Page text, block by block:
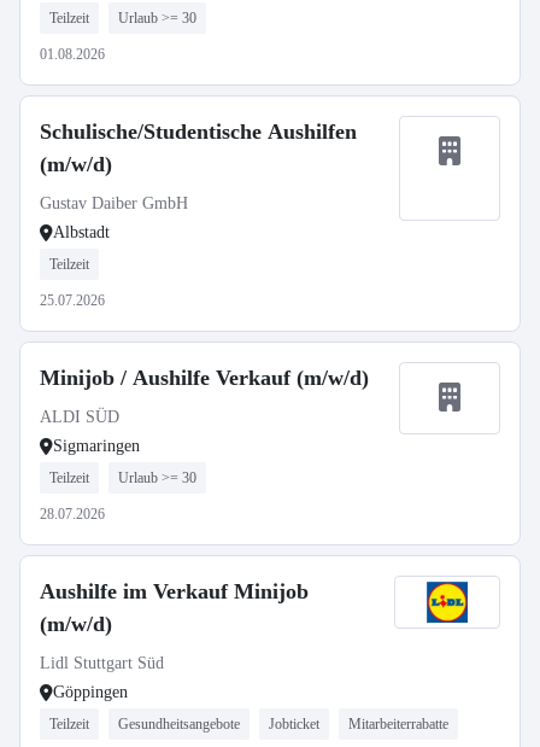
Teilzeit Urlaub >= 30
01.08.2026
Schulische/Studentische Aushilfen
(m/w/d)
Gustav Daiber GmbH
Albstadt
Teilzeit
25.07.2026
Minijob / Aushilfe Verkauf (m/w/d)
ALDI SÜD
Sigmaringen
Teilzeit Urlaub >= 30
28.07.2026
Aushilfe im Verkauf Minijob
(m/w/d)
Lidl Stuttgart Süd
Göppingen
Teilzeit Gesundheitsangebote Jobticket Mitarbeiterrabatte